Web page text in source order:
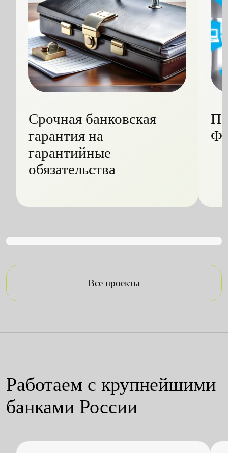
Все проекты
Срочная банковская
гарантия на
гарантийные
обязательства
Работаем с крупнейшими
банками России